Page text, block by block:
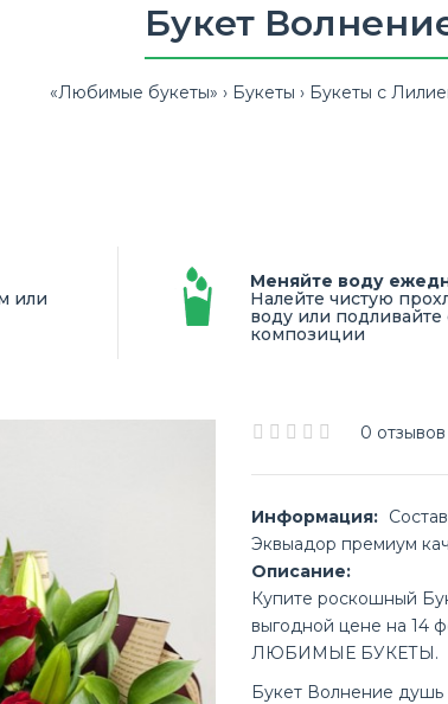
Букет
«Любимые букеты» Букеты Букеты с
или
Меняйте воду
Налейте чистую
воду или подливайте
композиции
0 отзывов
Информация:
Эквыадор премиум
Описание:
Купите роскошный
выгодной цене на 14
ЛЮБИМЫЕ БУКЕТЫ.
Букет Волнение душь